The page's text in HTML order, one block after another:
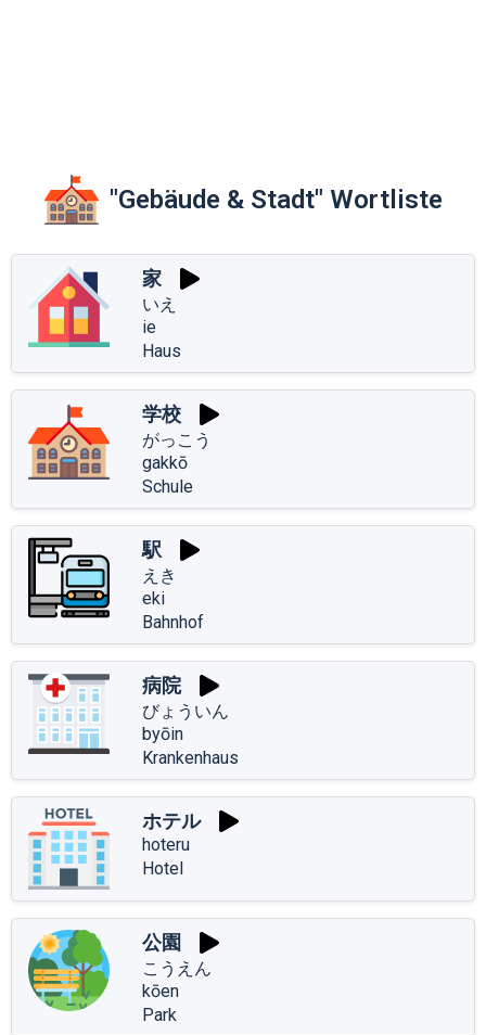
"Gebäude & Stadt" Wortliste
家
いえ
ie
Haus
学校
がっこう
gakkō
Schule
駅
えき
eki
Bahnhof
病院
びょういん
byōin
Krankenhaus
ホテル
hoteru
Hotel
公園
こうえん
kōen
Park